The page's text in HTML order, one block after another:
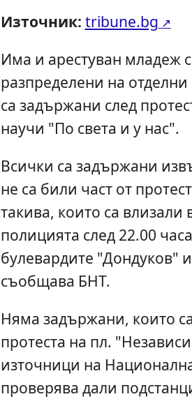
Източник: tribune.bg
Има и арестуван младеж
разпределени на
са задържани след
научи "По света и у нас".
Всички са задържани
не са били част от
такива, които са влизали
полицията след 22.00
булевардите "Дондуков"
съобщава БНТ.
Няма задържани, които
протеста на пл.
източници на
проверява дали